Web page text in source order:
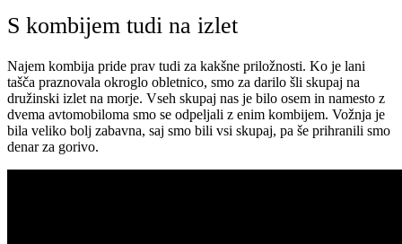
S kombijem tudi na izlet
Najem kombija pride prav tudi za kakšne priložnosti. Ko je lani
tašča praznovala okroglo obletnico, smo za darilo šli skupaj na
družinski izlet na morje. Vseh skupaj nas je bilo osem in namesto z
dvema avtomobiloma smo se odpeljali z enim kombijem. Vožnja je
bila veliko bolj zabavna, saj smo bili vsi skupaj, pa še prihranili smo
denar za gorivo.